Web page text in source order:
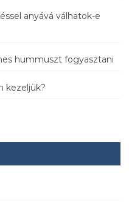
anyává válhatok-e
hummuszt fogyasztani
kezeljük?